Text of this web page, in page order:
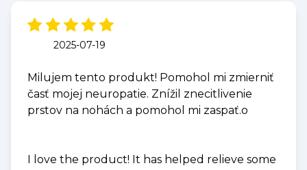
2025-07-19
Milujem tento produkt! Pomohol mi zmierniť
časť mojej neuropatie. Znížil znecitlivenie
prstov na nohách a pomohol mi zaspať.o
I love the product! It has helped relieve some